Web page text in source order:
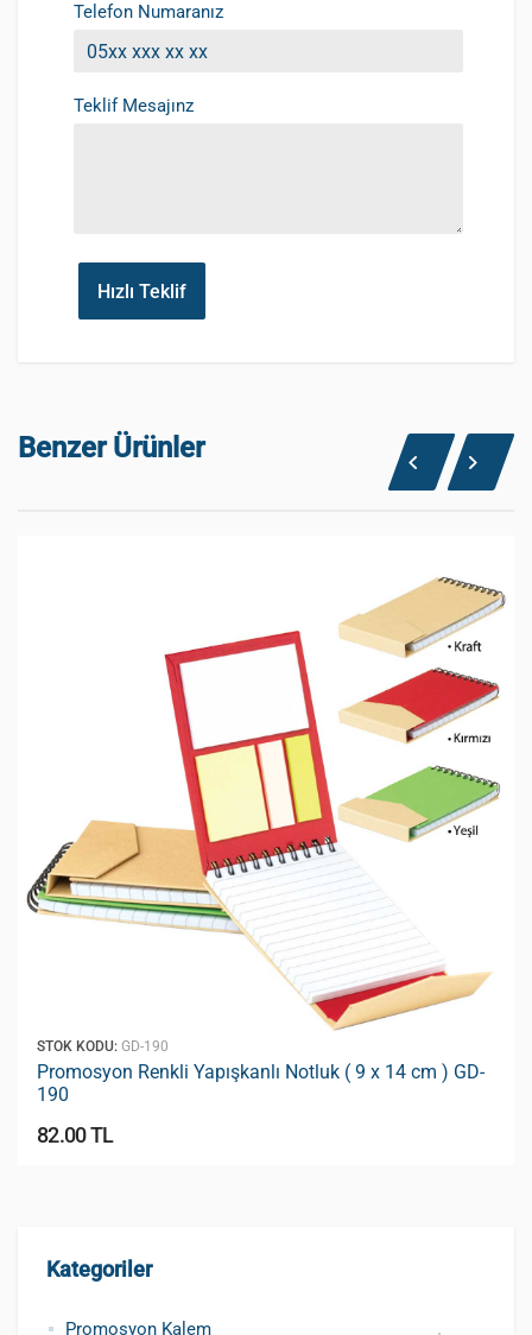
Kategoriler
Promosyon Kalem
Telefon Numaranız
Teklif Mesajınz
Hızlı Teklif
Benzer Ürünler
STOK KODU: GD-190
Promosyon Renkli Yapışkanlı Notluk ( 9 x 14 cm ) GD-
190
82.00 TL